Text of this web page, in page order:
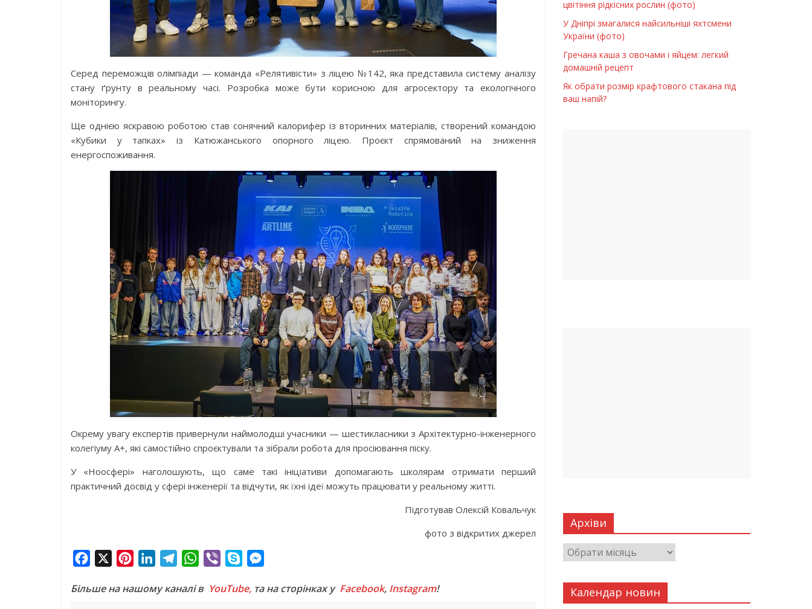
Серед переможців олімпіади — команда «Релятивісти» з ліцею №142, яка представила систему аналізу
стану ґрунту в реальному часі. Розробка може бути корисною для агросектору та екологічного
моніторингу.
Ще однією яскравою роботою став сонячний калорифер із вторинних матеріалів, створений командою
«Кубики у тапках» із Катюжанського опорного ліцею. Проєкт спрямований на зниження
енергоспоживання.
Окрему увагу експертів привернули наймолодші учасники — шестикласники з Архітектурно-інженерного
колегіуму А+, які самостійно спроєктували та зібрали робота для просіювання піску.
У «Ноосфері» наголошують, що саме такі ініціативи допомагають школярам отримати перший
практичний досвід у сфері інженерії та відчути, як їхні ідеї можуть працювати у реальному житті.
Підготував Олексій Ковальчук
фото з відкритих джерел
c
n
n
l
W
a
b
y
s
Більше на нашому каналі в YouTube, та на сторінках у Facebook, Instagram!
цвітіння рідкісних рослин (фото)
У Дніпрі змагалися найсильніші яхтсмени
України (фото)
Гречана каша з овочами і яйцем: легкий
домашній рецепт
Як обрати розмір крафтового стакана під
ваш напій?
Архіви
Календар новин